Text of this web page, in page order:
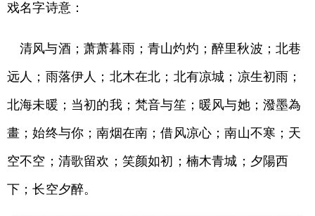
戏名字诗意：
清风与酒；萧萧暮雨；青山灼灼；醉里秋波；北巷
远人；雨落伊人；北木在北；北有凉城；凉生初雨；
北海未暖；当初的我；梵音与笙；暖风与她；潑墨為
畫；始终与你；南烟在南；借风凉心；南山不寒；天
空不空；清歌留欢；笑颜如初；楠木青城；夕陽西
下；长空夕醉。